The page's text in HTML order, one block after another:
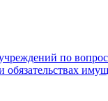
по